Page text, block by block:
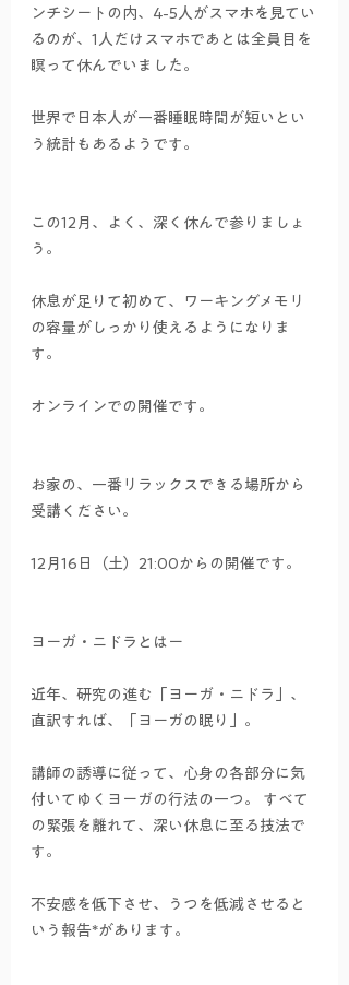
ンチシートの内、4-5人がスマホを見てい
るのが、1人だけスマホであとは全員目を
瞑って休んでいました。
世界で日本人が一番睡眠時間が短いとい
う統計もあるようです。
この12月、よく、深く休んで参りましょ
う。
休息が足りて初めて、ワーキングメモリ
の容量がしっかり使えるようになりま
す。
オンラインでの開催です。
お家の、一番リラックスできる場所から
受講ください。
12月16日（土）21:00からの開催です。
ヨーガ・ニドラとはー
近年、研究の進む「ヨーガ・ニドラ」、
直訳すれば、「ヨーガの眠り」。
講師の誘導に従って、心身の各部分に気
付いてゆくヨーガの行法の一つ。 すべて
の緊張を離れて、深い休息に至る技法で
す。
不安感を低下させ、うつを低減させると
いう報告*があります。